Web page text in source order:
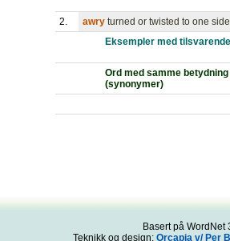
2. awry turned or twisted to one side
Eksempler med
Ord med samme betydning
(synonymer)
Basert på
Teknikk og design: Orcapia v/ Per